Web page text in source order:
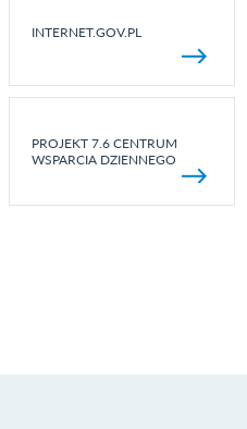
INTERNET.GOV.PL
PROJEKT 7.6 CENTRUM
WSPARCIA DZIENNEGO